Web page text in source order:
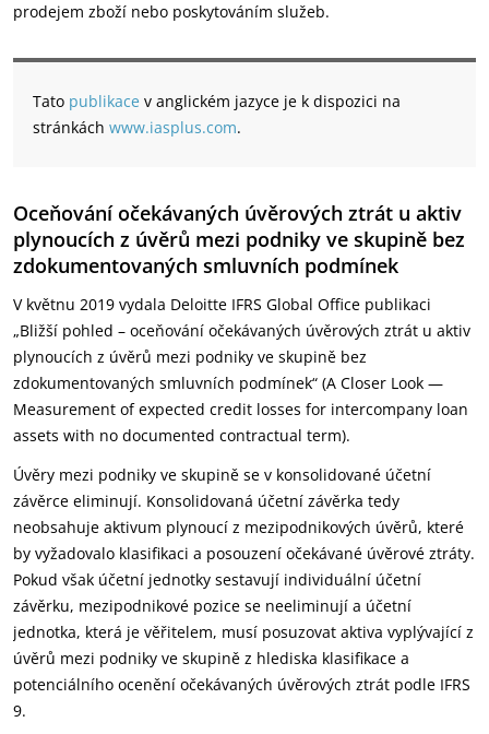
prodejem zboží nebo poskytováním služeb.
Tato publikace v anglickém jazyce je k dispozici na
stránkách www.iasplus.com.
Oceňování očekávaných úvěrových ztrát u aktiv
plynoucích z úvěrů mezi podniky ve skupině bez
zdokumentovaných smluvních podmínek
V květnu 2019 vydala Deloitte IFRS Global Office publikaci
„Bližší pohled – oceňování očekávaných úvěrových ztrát u aktiv
plynoucích z úvěrů mezi podniky ve skupině bez
zdokumentovaných smluvních podmínek“ (A Closer Look —
Measurement of expected credit losses for intercompany loan
assets with no documented contractual term).
Úvěry mezi podniky ve skupině se v konsolidované účetní
závěrce eliminují. Konsolidovaná účetní závěrka tedy
neobsahuje aktivum plynoucí z mezipodnikových úvěrů, které
by vyžadovalo klasifikaci a posouzení očekávané úvěrové ztráty.
Pokud však účetní jednotky sestavují individuální účetní
závěrku, mezipodnikové pozice se neeliminují a účetní
jednotka, která je věřitelem, musí posuzovat aktiva vyplývající z
úvěrů mezi podniky ve skupině z hlediska klasifikace a
potenciálního ocenění očekávaných úvěrových ztrát podle IFRS
9.